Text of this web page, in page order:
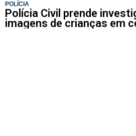
POLÍCIA
Polícia Civil prende
imagens de crianças em